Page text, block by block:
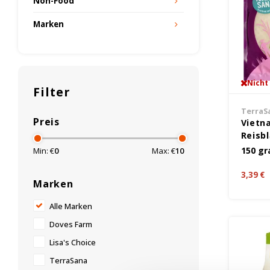
Marken
Filter
Preis
Min: €0 Max: €10
Marken
Alle Marken
Doves Farm
Lisa's Choice
TerraSana
Nicht
150
3,39 €